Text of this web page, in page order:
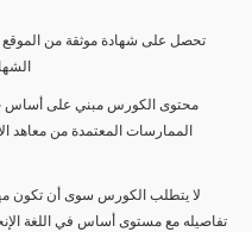
تحصل على شهادة موثقة من الموقع
محتوى الكورس مبني على أساس
الممارسات المعتمدة من معاهد
لا يتطلب الكورس سوى أن تكون
تفاصيله مع مستوى أساس في اللغة